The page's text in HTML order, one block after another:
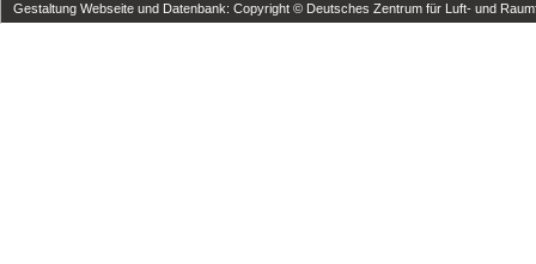
Gestaltung Webseite und Datenbank: Copyright © Deutsches Zentrum für Luft- und